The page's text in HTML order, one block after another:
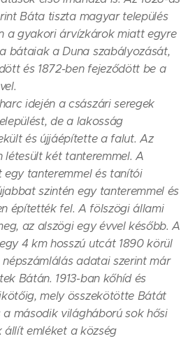
Báta tiszta magyar település
a gyakori árvízkárok miatt egyre
bátaiak a Duna szabályozását,
és 1872-ben fejeződött be a
idején a császári seregek
de a lakosság
és újjáépítette a falut. Az
létesült két tanteremmel. A
tanteremmel és tanítói
szintén egy tanteremmel és
építették fel. A fölszögi állami
az alszögi egy évvel később. A
4 km hosszú utcát 1890 körül
népszámlálás adatai szerint már
Bátán. 1913-ban kőhíd és
mely összekötötte Bátát
a második világháború sok hősi
emléket a község